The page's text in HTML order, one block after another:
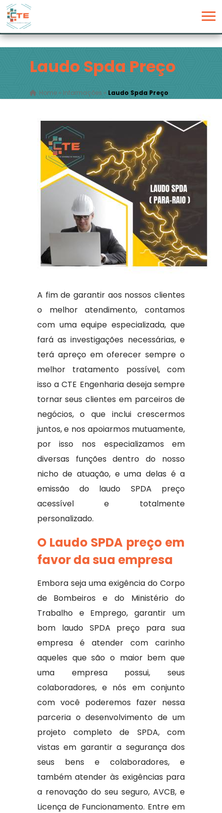
Laudo Spda Preço
Home» Informações » Laudo Spda Preço
A fim de garantir aos nossos clientes
o melhor atendimento, contamos
com uma equipe especializada, que
fará as investigações necessárias, e
terá apreço em oferecer sempre o
melhor tratamento possível, com
isso a CTE Engenharia deseja sempre
tornar seus clientes em parceiros de
negócios, o que inclui crescermos
juntos, e nos apoiarmos mutuamente,
por isso nos especializamos em
diversas funções dentro do nosso
nicho de atuação, e uma delas é a
emissão do laudo SPDA preço
acessível e totalmente
personalizado.
O Laudo SPDA preço em
favor da sua empresa
Embora seja uma exigência do Corpo
de Bombeiros e do Ministério do
Trabalho e Emprego, garantir um
bom laudo SPDA preço para sua
empresa é atender com carinho
aqueles que são o maior bem que
uma empresa possui, seus
colaboradores, e nós em conjunto
com você poderemos fazer nessa
parceria o desenvolvimento de um
projeto completo de SPDA, com
vistas em garantir a segurança dos
seus bens e colaboradores, e
também atender às exigências para
a renovação do seu seguro, AVCB, e
Licença de Funcionamento. Entre em